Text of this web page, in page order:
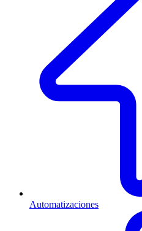
Automatizaciones